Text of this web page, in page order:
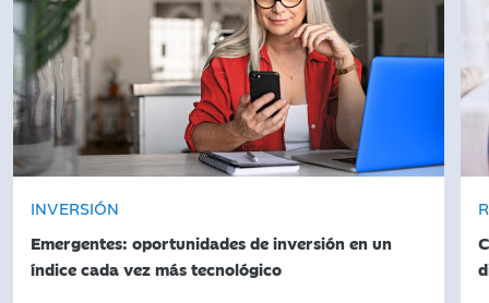
INVERSIÓN
Emergentes: oportunidades de inversión en un
índice cada vez más tecnológico